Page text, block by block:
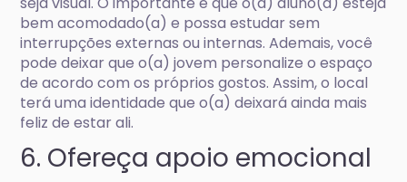
bem acomodado(a) e possa estudar sem
interrupções externas ou internas. Ademais, você
pode deixar que o(a) jovem personalize o espaço
de acordo com os próprios gostos. Assim, o local
terá uma identidade que o(a) deixará ainda mais
feliz de estar ali.
6. Ofereça apoio emocional